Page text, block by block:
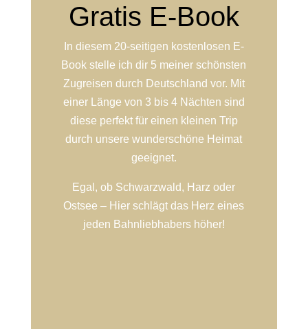
Gratis E-Book
In diesem 20-seitigen kostenlosen E-
Book stelle ich dir 5 meiner schönsten
Zugreisen durch Deutschland vor. Mit
einer Länge von 3 bis 4 Nächten sind
diese perfekt für einen kleinen Trip
durch unsere wunderschöne Heimat
geeignet.
Egal, ob Schwarzwald, Harz oder
Ostsee – Hier schlägt das Herz eines
jeden Bahnliebhabers höher!